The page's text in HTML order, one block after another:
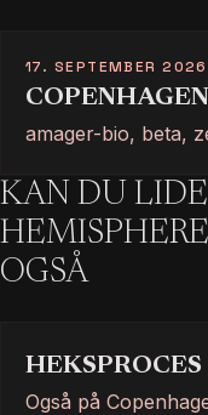
17. SEPTEMBER 2026
amager-bio, beta,
KAN DU LIDE
OGSÅ
HEKSPROCES
Også på